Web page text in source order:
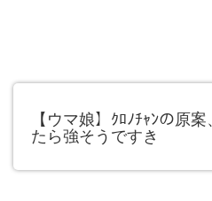
【ウマ娘】ｸﾛﾉﾁｬﾝの原
たら強そうですき